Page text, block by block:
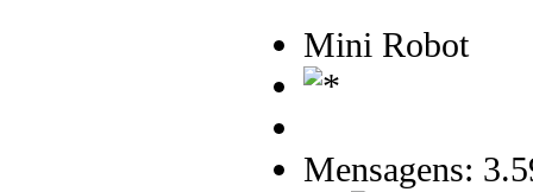
Mini Robot
Mensagens: